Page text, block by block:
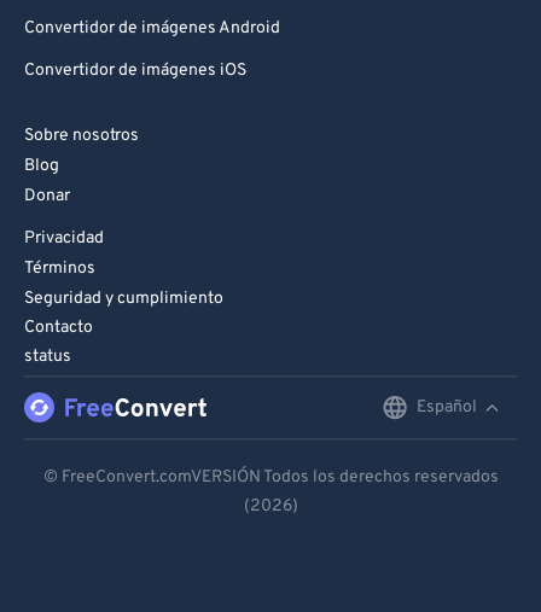
Convertidor de imágenes Android
Convertidor de imágenes iOS
Sobre nosotros
Blog
Donar
Privacidad
Términos
Seguridad y cumplimiento
Contacto
status
Español
Español
© FreeConvert.comVERSIÓN Todos los derechos reservados
(2026)